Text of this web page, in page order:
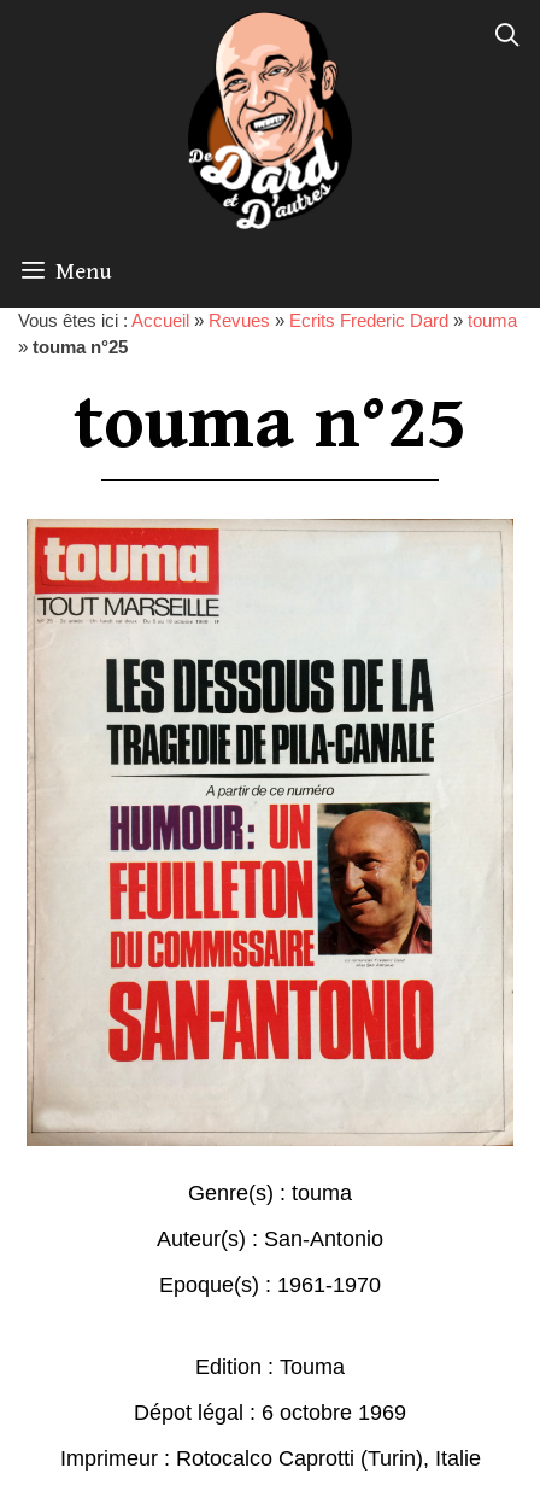
Menu
Vous êtes ici : Accueil » Revues » Ecrits Frederic Dard » touma
» touma n°25
touma n°25
Genre(s) : touma
Auteur(s) : San-Antonio
Epoque(s) : 1961-1970
Edition : Touma
Dépot légal : 6 octobre 1969
Imprimeur : Rotocalco Caprotti (Turin), Italie